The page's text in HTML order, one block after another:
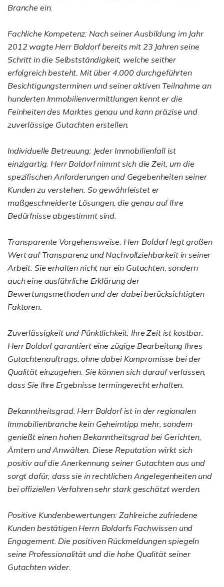
Branche ein.
Fachliche Kompetenz: Nach seiner Ausbildung im Jahr
2012 wagte Herr Boldorf bereits mit 23 Jahren seine
Schritt in die Selbstständigkeit, welche seither
erfolgreich besteht. Mit über 4.000 durchgeführten
Besichtigungsterminen und seiner aktiven Teilnahme an
hunderten Immobilienvermittlungen kennt er die
Feinheiten des Marktes genau und kann präzise und
zuverlässige Gutachten erstellen.
Individuelle Betreuung: Jeder Immobilienfall ist
einzigartig. Herr Boldorf nimmt sich die Zeit, um die
spezifischen Anforderungen und Gegebenheiten seiner
Kunden zu verstehen. So gewährleistet er
maßgeschneiderte Lösungen, die genau auf Ihre
Bedürfnisse abgestimmt sind.
Transparente Vorgehensweise: Herr Boldorf legt großen
Wert auf Transparenz und Nachvollziehbarkeit in seiner
Arbeit. Sie erhalten nicht nur ein Gutachten, sondern
auch eine ausführliche Erklärung der
Bewertungsmethoden und der dabei berücksichtigten
Faktoren.
Zuverlässigkeit und Pünktlichkeit: Ihre Zeit ist kostbar.
Herr Boldorf garantiert eine zügige Bearbeitung Ihres
Gutachtenauftrags, ohne dabei Kompromisse bei der
Qualität einzugehen. Sie können sich darauf verlassen,
dass Sie Ihre Ergebnisse termingerecht erhalten.
Bekanntheitsgrad: Herr Boldorf ist in der regionalen
Immobilienbranche kein Geheimtipp mehr, sondern
genießt einen hohen Bekanntheitsgrad bei Gerichten,
Ämtern und Anwälten. Diese Reputation wirkt sich
positiv auf die Anerkennung seiner Gutachten aus und
sorgt dafür, dass sie in rechtlichen Angelegenheiten und
bei offiziellen Verfahren sehr stark geschätzt werden.
Positive Kundenbewertungen: Zahlreiche zufriedene
Kunden bestätigen Herrn Boldorfs Fachwissen und
Engagement. Die positiven Rückmeldungen spiegeln
seine Professionalität und die hohe Qualität seiner
Gutachten wider.